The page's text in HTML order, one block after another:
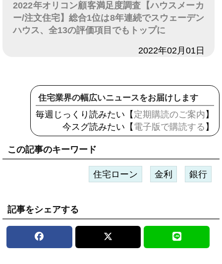
2022年オリコン顧客満足度調査【ハウスメーカ
ー/注文住宅】総合1位は8年連続でスウェーデン
ハウス、全13の評価項目でもトップに
2022年02月01日
住宅業界の幅広いニュースをお届けします
毎週じっくり読みたい【 定期購読のご案内 】
今スグ読みたい【 電子版で購読する 】
この記事のキーワード
住宅ローン 金利 銀行
記事をシェアする